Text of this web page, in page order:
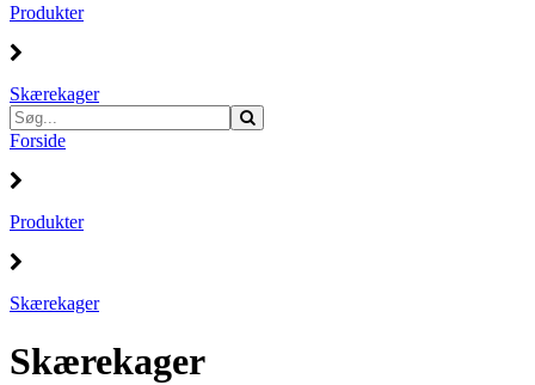
Produkter
Skærekager
Forside
Produkter
Skærekager
Skærekager